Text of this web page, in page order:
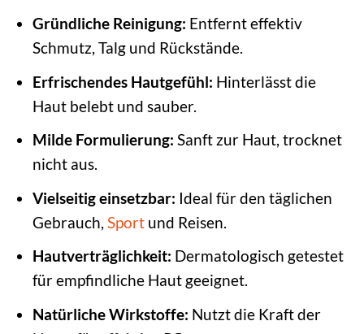
Gründliche Reinigung: Entfernt effektiv
Schmutz, Talg und Rückstände.
Erfrischendes Hautgefühl: Hinterlässt die
Haut belebt und sauber.
Milde Formulierung: Sanft zur Haut, trocknet
nicht aus.
Vielseitig einsetzbar: Ideal für den täglichen
Gebrauch, Sportund Reisen.
Hautverträglichkeit: Dermatologisch getestet
für empfindliche Haut geeignet.
Natürliche Wirkstoffe: Nutzt die Kraft der